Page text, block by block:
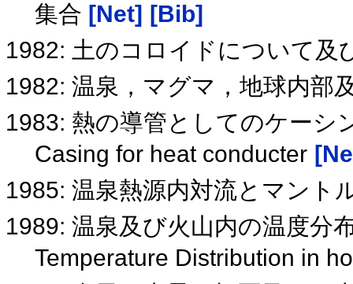
集合 [Net] [Bib]
1982: 土のコロイドについて
1982: 温泉，マグマ，地球内部
1983: 熱の導管としてのケーシ
Casing for heat conducter
1985: 温泉熱源内対流とマント
1989: 温泉及び火山内の温度分
Temperature Distribution in